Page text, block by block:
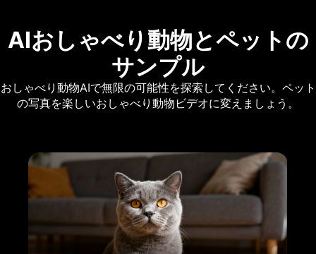
AIおしゃべり動物とペットの
サンプル
おしゃべり動物AIで無限の可能性を探索してください。ペット
の写真を楽しいおしゃべり動物ビデオに変えましょう。